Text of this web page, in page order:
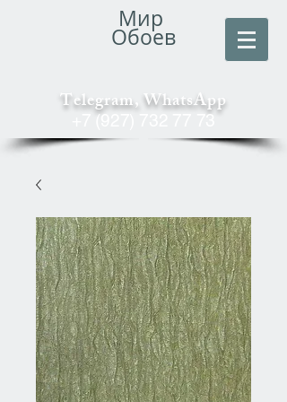
Мир
Обоев
Telegram, WhatsApp
+7 (927) 732 77 73